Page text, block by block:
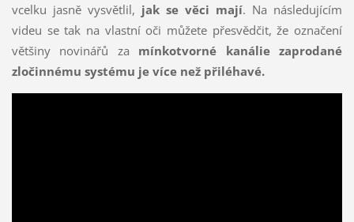
vcelku jasně vysvětlil, jak se věci mají. Na následujícím
videu se tak na vlastní oči můžete přesvědčit, že označení
většiny novinářů za mínkotvorné kanálie zaprodané
zločinnému systému je více než přiléhavé.